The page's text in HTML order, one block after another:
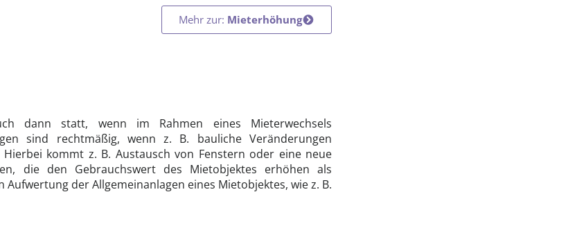
Mehr zur: Mieterhöhung
dann statt, wenn im Rahmen eines Mieterwechsels
sind rechtmäßig, wenn z. B. bauliche Veränderungen
kommt z. B. Austausch von Fenstern oder eine neue
die den Gebrauchswert des Mietobjektes erhöhen als
der Allgemeinanlagen eines Mietobjektes, wie z. B.